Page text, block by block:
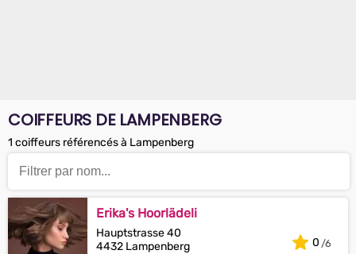
COIFFEURS DE LAMPENBERG
1 coiffeurs référencés à Lampenberg
Erika's Hoorlädeli
Hauptstrasse 40
4432 Lampenberg
0